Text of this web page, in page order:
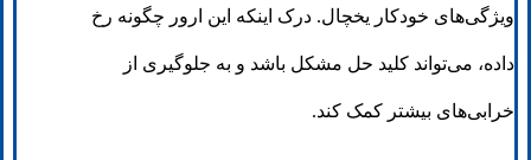
ویژگی‌های خودکار یخچال. درک اینکه این ارور چگونه رخ
داده، می‌تواند کلید حل مشکل باشد و به جلوگیری از
خرابی‌های بیشتر کمک کند.